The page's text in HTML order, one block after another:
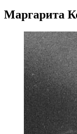
Маргарита